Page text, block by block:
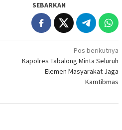
SEBARKAN
Pos berikutnya
Kapolres Tabalong Minta Seluruh
Elemen Masyarakat Jaga
Kamtibmas